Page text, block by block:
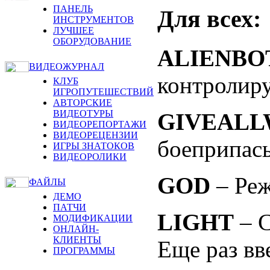
ПАНЕЛЬ
ИНСТРУМЕНТОВ
ЛУЧШЕЕ
ОБОРУДОВАНИЕ
ВИДЕОЖУРНАЛ
КЛУБ
ИГРОПУТЕШЕСТВИЙ
АВТОРСКИЕ
ВИДЕОТУРЫ
ВИДЕОРЕПОРТАЖИ
ВИДЕОРЕЦЕНЗИИ
ИГРЫ ЗНАТОКОВ
ВИДЕОРОЛИКИ
ФАЙЛЫ
ДЕМО
ПАТЧИ
МОДИФИКАЦИИ
ОНЛАЙН-
КЛИЕНТЫ
ПРОГРАММЫ
Для всех:
GOD –
LIGHT –
Еще раз